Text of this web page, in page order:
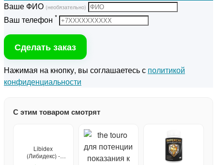
Ваше ФИО (необязательно)
Ваш телефон *
Сделать заказ
Нажимая на кнопку, вы соглашаетесь с политикой
конфиденциальности
С этим товаром смотрят
Libidex
(Либидекс) -